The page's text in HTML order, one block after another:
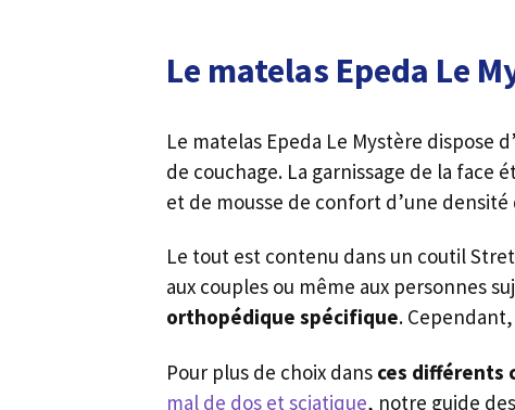
Le matelas Epeda Le
Le matelas Epeda Le Mystère dispose
de couchage. La garnissage de la face
et de mousse de confort d’une densité
Le tout est contenu dans un coutil
aux couples ou même aux personnes
orthopédique spécifique.
Pour plus de choix dans ces différents
mal de dos et sciatique, notre guide